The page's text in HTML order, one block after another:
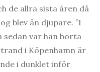
de allra sista åren då
blev än djupare. ”I
sedan var han borta
i Köpenhamn är
i dunklet inför